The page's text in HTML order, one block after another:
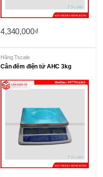
4,340,000₫
Hãng Tscale
Cân đếm điện tử AHC 3kg